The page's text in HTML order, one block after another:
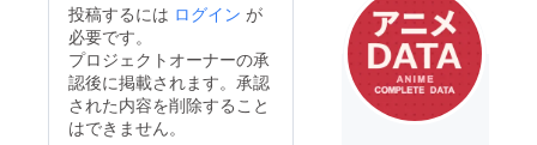
投稿するには ログイン が
必要です。
プロジェクトオーナーの承
認後に掲載されます。承認
された内容を削除すること
はできません。